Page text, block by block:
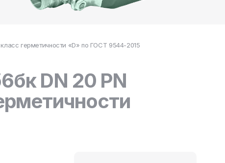
герметичности «D» по ГОСТ 9544-2015
DN 20 PN